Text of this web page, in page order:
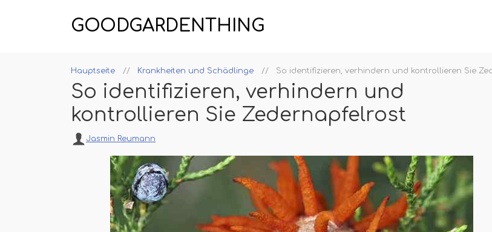
GOODGARDENTHING
Hauptseite Krankheiten und Schädlinge So identifizieren, verhindern und kontrollieren Sie
So identifizieren, verhindern und
kontrollieren Sie Zedernapfelrost
Jasmin Reumann